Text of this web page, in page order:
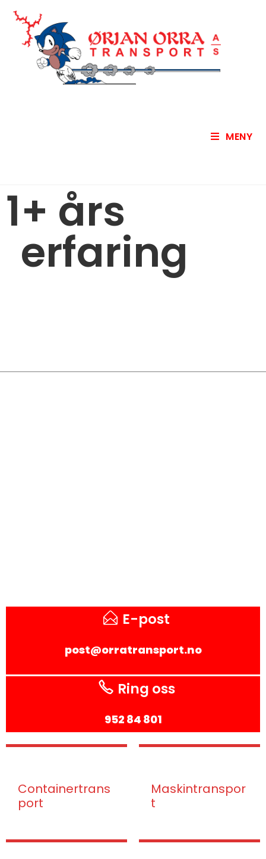
MENY
1+ års
erfaring
E-post
post@orratransport.no
Ring oss
952 84 801
Containertrans
port
Maskintranspor
t